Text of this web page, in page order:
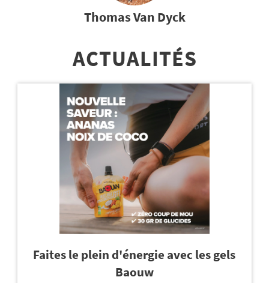
Thomas Van Dyck
ACTUALITÉS
Faites le plein d'énergie avec les gels
Baouw